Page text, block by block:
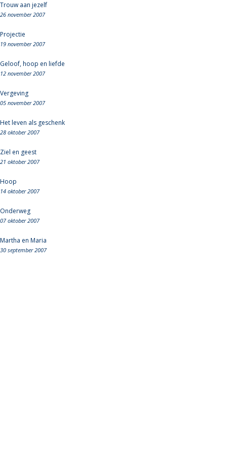
Trouw aan jezelf
26 november 2007
Projectie
19 november 2007
Geloof, hoop en liefde
12 november 2007
Vergeving
05 november 2007
Het leven als geschenk
28 oktober 2007
Ziel en geest
21 oktober 2007
Hoop
14 oktober 2007
Onderweg
07 oktober 2007
Martha en Maria
30 september 2007